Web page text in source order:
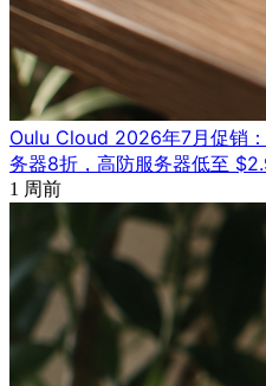
Oulu Cloud 2026年7月促销
务器8折，高防服务器低至
1 周前